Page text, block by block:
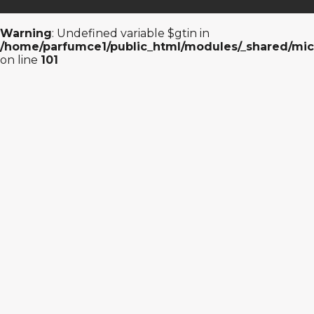
Warning: Undefined variable $gtin in
/home/parfumce1/public_html/modules/_shared/
on line 101